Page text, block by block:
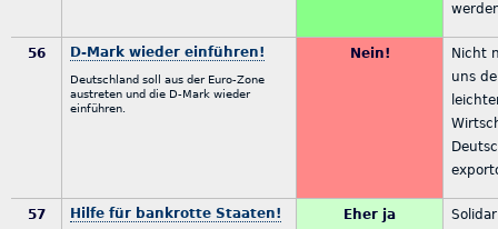
56 D-Mark wieder einführen!
Deutschland soll aus der Euro-Zone
austreten und die D-Mark wieder
einführen.
Nein!
Nicht
uns
57 Hilfe für bankrotte Staaten! Eher ja